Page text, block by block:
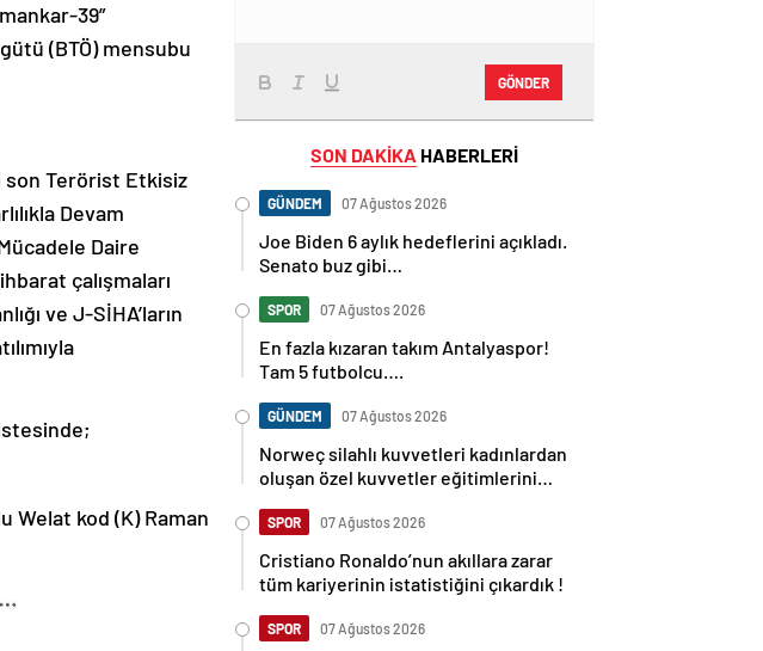
39”
(BTÖ) mensubu
son Terörist Etkisiz
Devam
Daire
çalışmaları
ve J-SİHA’ların
Welat kod (K) Raman
GÖNDER
SON DAKİKA HABERLERİ
GÜNDEM 07 Ağustos 2026
Joe Biden 6 aylık hedeflerini açıkladı.
Senato buz gibi…
SPOR 07 Ağustos 2026
En fazla kızaran takım Antalyaspor!
Tam 5 futbolcu….
GÜNDEM 07 Ağustos 2026
Norweç silahlı kuvvetleri kadınlardan
oluşan özel kuvvetler eğitimlerini
SPOR 07 Ağustos 2026
Cristiano Ronaldo’nun akıllara zarar
tüm kariyerinin istatistiğini çıkardık !
SPOR 07 Ağustos 2026